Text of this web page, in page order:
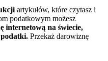
artykułów, które czytasz i
podatkowym możesz
internetową na świecie,
podatki. Przekaż darowiznę